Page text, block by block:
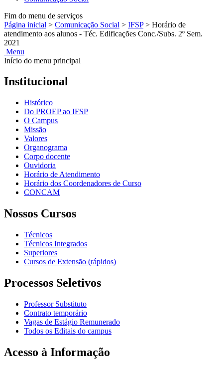
Fim do menu de serviços
Página inicial > Comunicação Social > IFSP > Horário de
atendimento aos alunos - Téc. Edificações Conc./Subs. 2º Sem.
2021
Menu
Início do menu principal
Institucional
Histórico
Do PROEP ao IFSP
O Campus
Missão
Valores
Organograma
Corpo docente
Ouvidoria
Horário de Atendimento
Horário dos Coordenadores de Curso
CONCAM
Nossos Cursos
Técnicos
Técnicos Integrados
Superiores
Cursos de Extensão (rápidos)
Processos Seletivos
Professor Substituto
Contrato temporário
Vagas de Estágio Remunerado
Todos os Editais do campus
Acesso à Informação